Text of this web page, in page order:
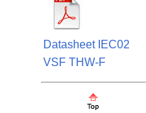
Datasheet IEC02
VSF THW-F